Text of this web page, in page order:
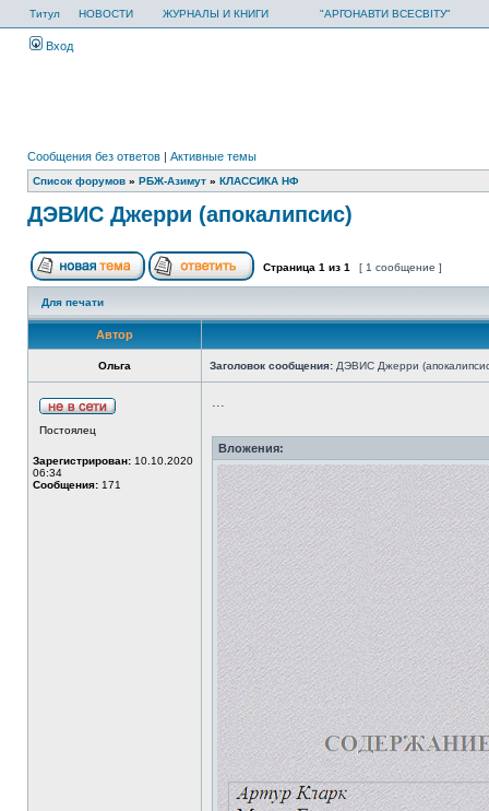
Титул НОВОСТИ ЖУРНАЛЫ И КНИГИ "АРГОНАВТИ ВСЕСВІТУ"
Вход
Сообщения без ответов | Активные темы
Список форумов » РБЖ-Азимут » КЛАССИКА НФ
ДЭВИС Джерри (апокалипсис)
Страница 1 из 1 [ 1 сообщение ]
Для печати
Автор
Ольга Заголовок сообщения: ДЭВИС Джерри
Постоялец
Зарегистрирован: 10.10.2020
06:34
Сообщения: 171
...
Вложения: